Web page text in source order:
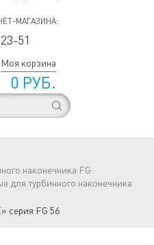
МАГАЗИНА:
51
Моя корзина
0 РУБ.
наконечника FG
для турбинного наконечника
серия FG 56